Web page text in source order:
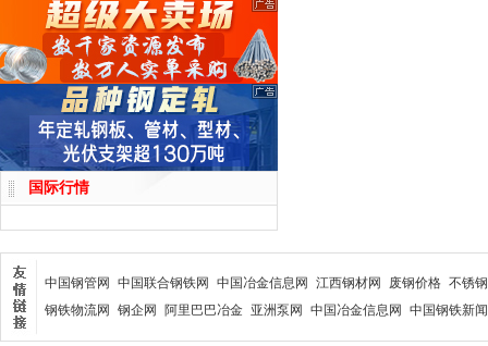
国际行情
中国钢管网 中国联合钢铁网 中国冶金信息网 江西钢材网 废钢价格 不锈钢
钢铁物流网
钢企网 阿里巴巴冶金 亚洲泵网 中国冶金信息网 中国钢铁新